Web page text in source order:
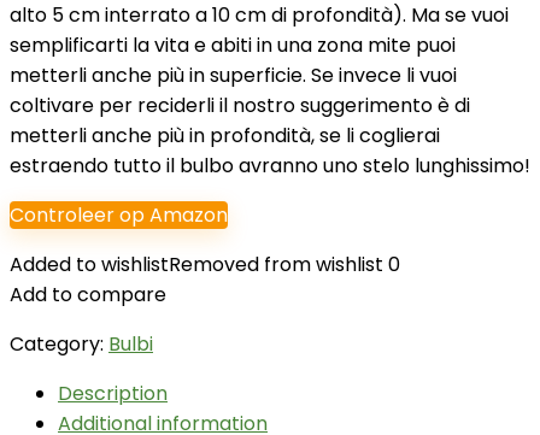
alto 5 cm interrato a 10 cm di profondità). Ma se vuoi
semplificarti la vita e abiti in una zona mite puoi
metterli anche più in superficie. Se invece li vuoi
coltivare per reciderli il nostro suggerimento è di
metterli anche più in profondità, se li coglierai
estraendo tutto il bulbo avranno uno stelo lunghissimo!
Controleer op Amazon
Added to wishlistRemoved from wishlist 0
Add to compare
Category: Bulbi
Description
Additional information